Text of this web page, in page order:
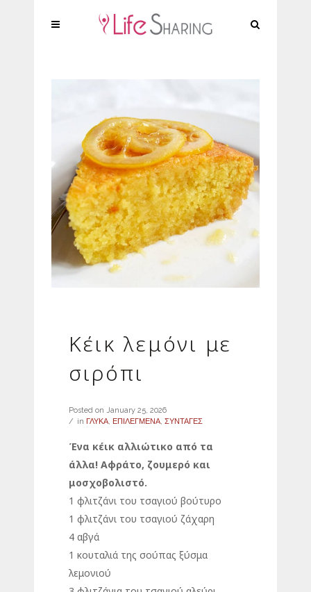
Κέικ λεμόνι με
σιρόπι
Posted on January 25, 2026
in ΓΛΥΚΑ, ΕΠΙΛΕΓΜΕΝΑ, ΣΥΝΤΑΓΕΣ
Ένα κέικ αλλιώτικο από τα
άλλα! Αφράτο, ζουμερό και
μοσχοβολιστό.
1 φλιτζάνι του τσαγιού βούτυρο
1 φλιτζάνι του τσαγιού ζάχαρη
4 αβγά
1 κουταλιά της σούπας ξύσμα
λεμονιού